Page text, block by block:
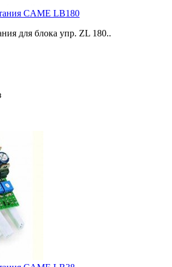
CAME LB180
для блока упр. ZL 180..